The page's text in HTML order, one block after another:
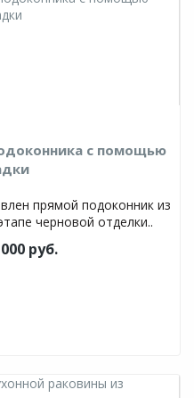
с помощью
прямой подоконник из
черновой отделки..
руб.